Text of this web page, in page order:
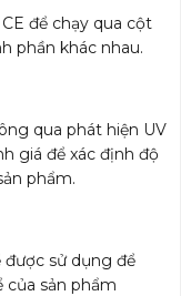
để chạy qua cột
phần khác nhau.
qua phát hiện UV
giá để xác định độ
phẩm.
được sử dụng để
sản phẩm